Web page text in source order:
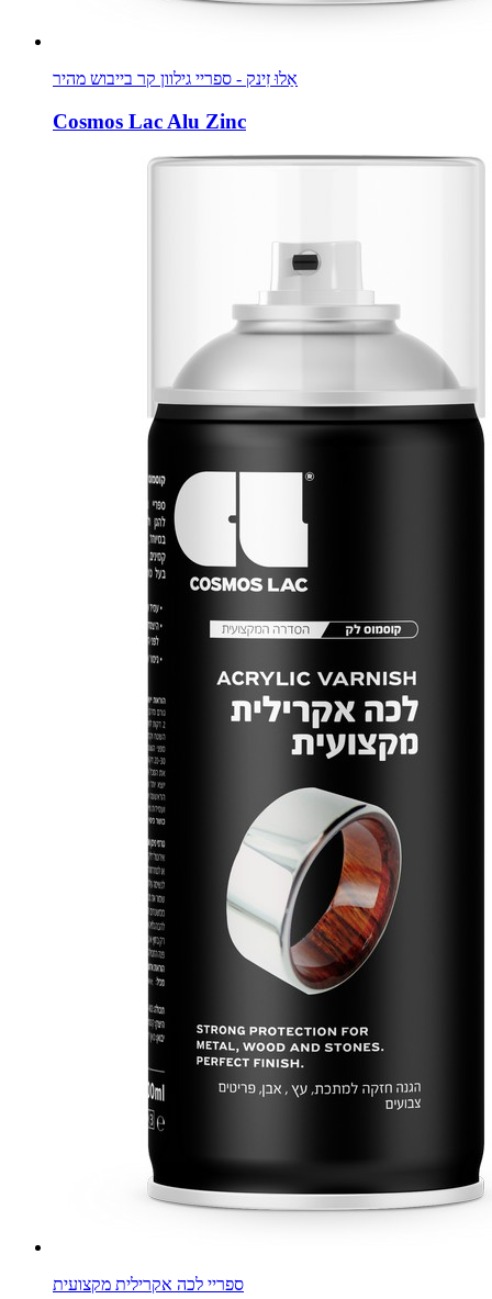
אַלוּ זִינק - ספריי גילוון קר בייבוש מהיר
Cosmos Lac Alu Zinc
ספריי לכה אקרילית מקצועית